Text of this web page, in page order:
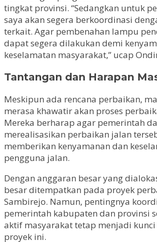
tingkat provinsi. “Sedangkan untuk
saya akan segera berkoordinasi
terkait. Agar pembenahan lampu
dapat segera dilakukan demi
keselamatan masyarakat,” ucap
Tantangan dan Harapan
Meskipun ada rencana perbaikan,
merasa khawatir akan proses
Mereka berharap agar pemerintah
merealisasikan perbaikan jalan
memberikan kenyamanan dan
pengguna jalan.
Dengan anggaran besar yang
besar ditempatkan pada proyek
Sambirejo. Namun, pentingnya
pemerintah kabupaten dan provinsi
aktif masyarakat tetap menjadi
proyek ini.